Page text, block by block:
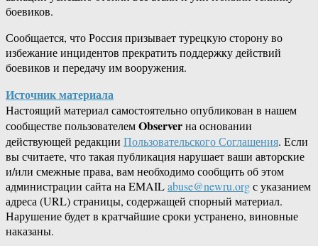
боевиков.
Сообщается, что Россия призывает турецкую сторону во
избежание инцидентов прекратить поддержку действий
боевиков и передачу им вооружения.
Источник материала
Настоящий материал самостоятельно опубликован в нашем
сообществе пользователемObserverна основании
действующей редакции Пользовательского Соглашения. Если
вы считаете, что такая публикация нарушает ваши авторские
и/или смежные права, вам необходимо сообщить об этом
администрации сайта на EMAILabuse@newru.orgс указанием
адреса (URL) страницы, содержащей спорный материал.
Нарушение будет в кратчайшие сроки устранено, виновные
наказаны.